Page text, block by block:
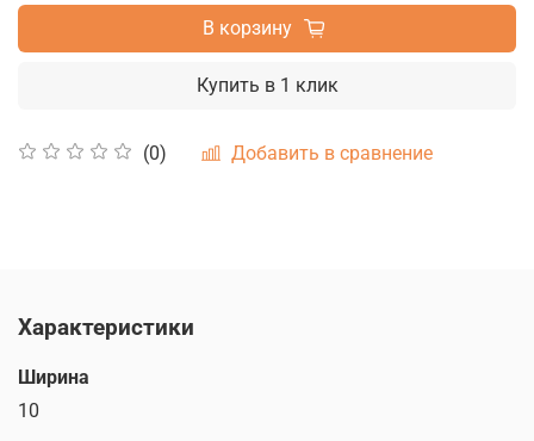
(0) Добавить в сравнение
В корзину
Купить в 1 клик
Характеристики
Ширина
10